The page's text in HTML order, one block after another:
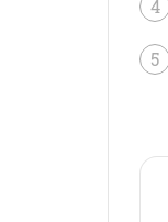
4
5